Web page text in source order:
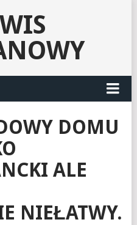
DOMU
ALE
NIEŁATWY.